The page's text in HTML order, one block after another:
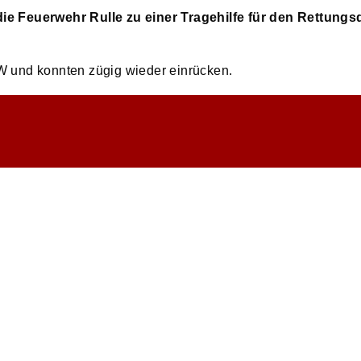
Feuerwehr Rulle zu einer Tragehilfe für den
und konnten zügig wieder einrücken.